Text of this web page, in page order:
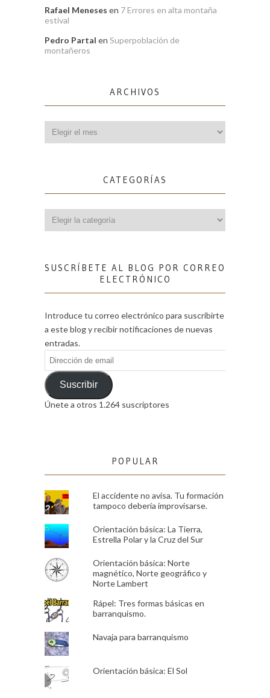
Rafael Meneses en 7 Errores en alta montaña
estival
Pedro Partal en Superpoblación de
montañeros
ARCHIVOS
CATEGORÍAS
SUSCRÍBETE AL BLOG POR CORREO
ELECTRÓNICO
Introduce tu correo electrónico para suscribirte
a este blog y recibir notificaciones de nuevas
entradas.
Dirección
de
emailSuscribir
Únete a otros 1.264 suscriptores
POPULAR
El accidente no avisa. Tu formación
tampoco debería improvisarse.
Orientación básica: La Tierra,
Estrella Polar y la Cruz del Sur
Orientación básica: Norte
magnético, Norte geográfico y
Norte Lambert
Rápel: Tres formas básicas en
barranquismo.
Navaja para barranquismo
Orientación básica: El Sol